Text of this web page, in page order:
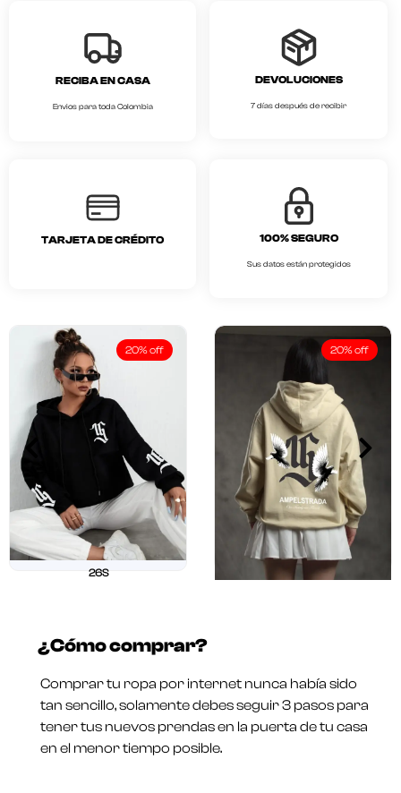
RECIBA EN CASA
Envios para toda Colombia
DEVOLUCIONES
7 días después de recibir
TARJETA DE CRÉDITO 100% SEGURO
Sus datos están protegidos
20% off
26S
en
0
20% off
de
5
¿Cómo comprar?
Comprar tu ropa por internet nunca había sido
tan sencillo, solamente debes seguir 3 pasos para
tener tus nuevos prendas en la puerta de tu casa
en el menor tiempo posible.